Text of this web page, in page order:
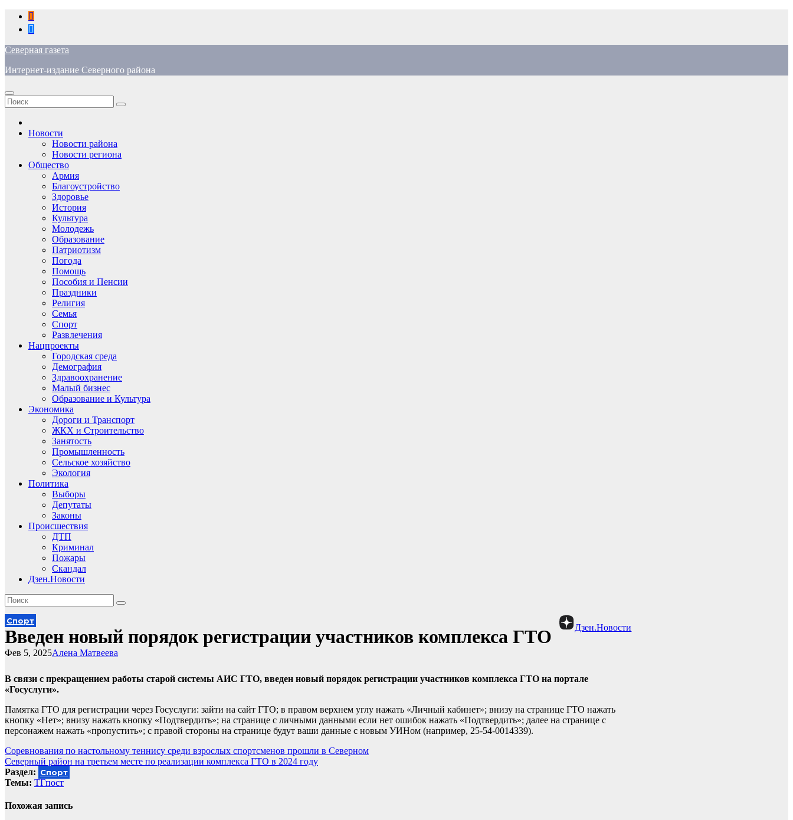
Перейти
содержимому
Северная газета
Интернет-издание Северного района
Новости
Новости района
Новости региона
Общество
Армия
Благоустройство
Здоровье
История
Культура
Молодежь
Образование
Патриотизм
Погода
Помощь
Пособия и Пенсии
Праздники
Религия
Семья
Спорт
Развлечения
Нацпроекты
Городская среда
Демография
Здравоохранение
Малый бизнес
Образование и Культура
Экономика
Дороги и Транспорт
ЖКХ и Строительство
Занятость
Промышленность
Сельское хозяйство
Экология
Политика
Выборы
Депутаты
Законы
Происшествия
ДТП
Криминал
Пожары
Скандал
Дзен.Новости
Дзен.Новости
Спорт
Введен новый порядок регистрации участников комплекса ГТО
Алена Матвеева
Фев 5, 2025
В связи с прекращением работы старой системы АИС ГТО, введен новый порядок регистрации участников комплекса ГТО на портале
«Госуслуги».
Памятка ГТО для регистрации через Госуслуги: зайти на сайт ГТО; в правом верхнем углу нажать «Личный кабинет»; внизу на странице ГТО нажать
кнопку «Нет»; внизу нажать кнопку «Подтвердить»; на странице с личными данными если нет ошибок нажать «Подтвердить»; далее на странице с
персонажем нажать «пропустить»; с правой стороны на странице будут ваши данные с новым УИНом (например, 25-54-0014339).
Навигация
по
записям
Соревнования по настольному теннису среди взрослых спортсменов прошли в Северном
Северный район на третьем месте по реализации комплекса ГТО в 2024 году
Раздел: Спорт
Темы: ТГпост
Похожая запись